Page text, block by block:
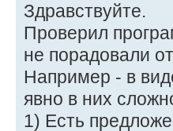
Здравствуйте.
Проверил
не порадовали
Например - в
явно в них
1) Есть